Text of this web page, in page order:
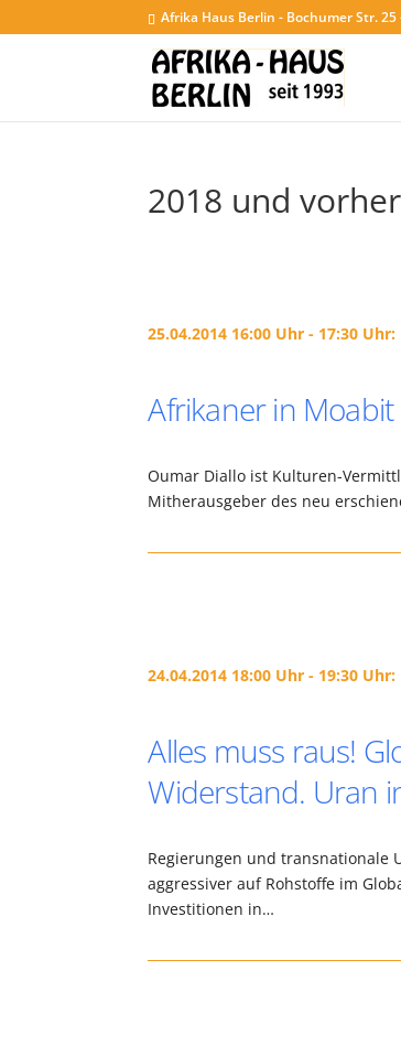
Afrika Haus Berlin - Bochumer Str.
2018 und vorher
25.04.2014 16:00 Uhr - 17:30 Uhr:
Afrikaner in Moabit
Oumar Diallo ist Kulturen-
Mitherausgeber des neu
24.04.2014 18:00 Uhr - 19:30 Uhr:
Alles muss raus!
Widerstand. Uran
Regierungen und transnationale
aggressiver auf Rohstoffe im
Investitionen in…